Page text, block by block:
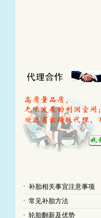
补胎相关事宜注意事项
常见补胎方法
轮胎翻新及优势